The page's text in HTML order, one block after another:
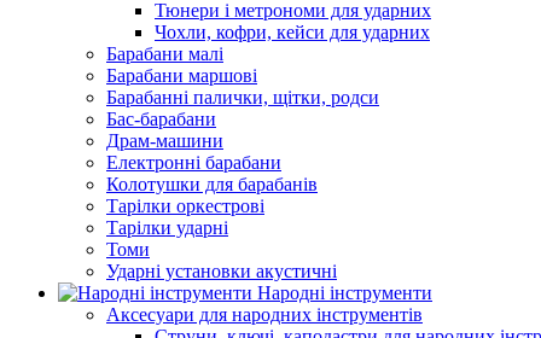
Тюнери і метрономи для ударних
Чохли, кофри, кейси для ударних
Барабани малі
Барабани маршові
Барабанні палички, щітки, родси
Бас-барабани
Драм-машини
Електронні барабани
Колотушки для барабанів
Тарілки оркестрові
Тарілки ударні
Томи
Ударні установки акустичні
Народні інструменти
Аксесуари для народних інструментів